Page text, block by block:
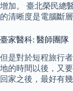
增加。 臺北榮民總
的清晰度是電腦斷層
臺家醫科: 醫師團隊
但是對於短程旅行
地的時間以後，又
回家之後，最好有